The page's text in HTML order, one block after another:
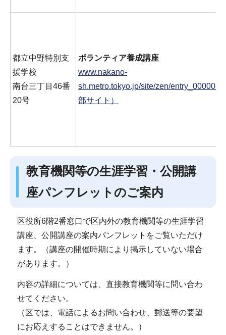
都立中野特別支
援学校
南台三丁目46番
20号
ボランティア養成講座
www.nakano-
sh.metro.tokyo.jp/site/zen/
部サイト）
教育機関等の生涯学習・公開講
座パンフレットのご案内
区役所6階2番窓口で区内外の教育機関等の生涯学習
講座、公開講座の案内パンフレットをご覧いただけ
ます。（講座の開催時期により掲示していない場合
があります。）
内容の詳細については、直接教育機関等に問い合わ
せてください。
（区では、電話によるお問い合わせ、郵送等の要望
にお応えすることはできません。）